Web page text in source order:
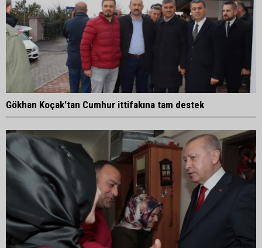
Gökhan Koçak'tan Cumhur ittifakına tam destek